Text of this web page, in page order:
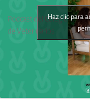
Podcast del Colegio
de Veterinarios
Haz clic para